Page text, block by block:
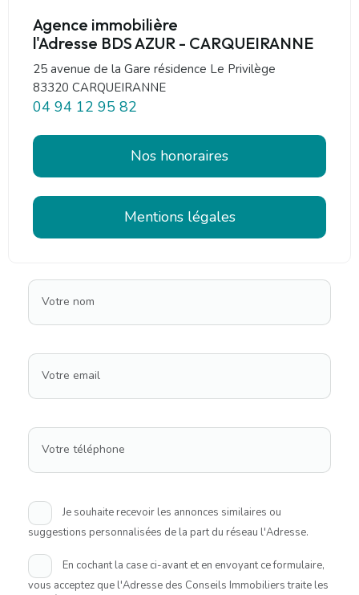
Agence immobilière
l'Adresse BDS AZUR - CARQUEIRANNE
25 avenue de la Gare résidence Le Privilège
83320 CARQUEIRANNE
04 94 12 95 82
Nos honoraires
Mentions légales
Votre nom
Votre email
Votre téléphone
Je souhaite recevoir les annonces similaires ou
suggestions personnalisées de la part du réseau l'Adresse.
En cochant la case ci-avant et en envoyant ce formulaire,
vous acceptez que l'Adresse des Conseils Immobiliers traite les